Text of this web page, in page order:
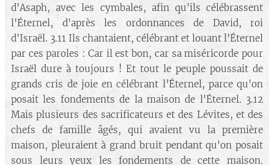
d'Asaph, avec les cymbales, afin qu'ils célébrassent
l'Éternel, d'après les ordonnances de David, roi
d'Israël. 3.11 Ils chantaient, célébrant et louant l'Éternel
par ces paroles : Car il est bon, car sa miséricorde pour
Israël dure à toujours ! Et tout le peuple poussait de
grands cris de joie en célébrant l'Éternel, parce qu'on
posait les fondements de la maison de l'Éternel. 3.12
Mais plusieurs des sacrificateurs et des Lévites, et des
chefs de famille âgés, qui avaient vu la première
maison, pleuraient à grand bruit pendant qu'on posait
sous leurs yeux les fondements de cette maison.